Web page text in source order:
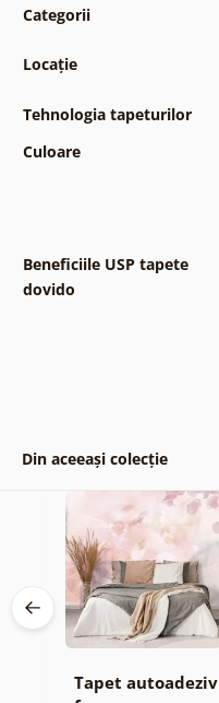
Categorii
Locație
Tehnologia tapeturilor
Culoare
Beneficiile USP tapete
dovido
Din aceeași colecție
Tapet autoadeziv